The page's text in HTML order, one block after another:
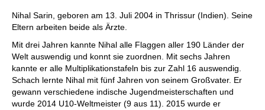
Nihal Sarin, geboren am 13. Juli 2004 in Thrissur (Indien). Seine
Eltern arbeiten beide als Ärzte.
Mit drei Jahren kannte Nihal alle Flaggen aller 190 Länder der
Welt auswendig und konnt sie zuordnen. Mit sechs Jahren
kannte er alle Multiplikationstafeln bis zur Zahl 16 auswendig.
Schach lernte Nihal mit fünf Jahren von seinem Großvater. Er
gewann verschiedene indische Jugendmeisterschaften und
wurde 2014 U10-Weltmeister (9 aus 11). 2015 wurde er